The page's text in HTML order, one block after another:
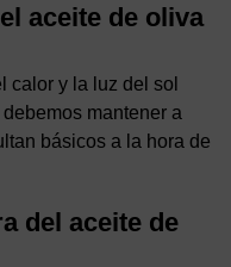
aceite de oliva
calor y la luz del sol
mantener a
básicos a la hora de
del aceite de